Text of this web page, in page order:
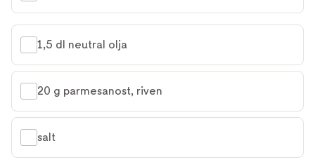
1,5 dl neutral olja
20 g parmesanost, riven
salt